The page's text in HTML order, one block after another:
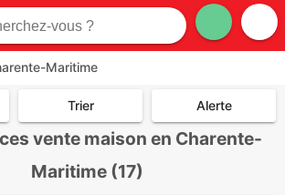
Maritime
Trier Alerte
vente maison en Charente-
Maritime (17)